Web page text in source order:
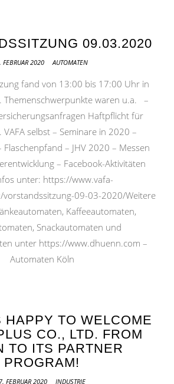
09.03.2020
FEBRUAR 2020 AUTOMATEN
fand von 13:00 bis 17:00 Uhr in
Themenschwerpunkte waren u.a. –
Haftpflicht für
selbst – Seminare in 2020 –
– JHV 2020 – Messen
– Facebook-Aktivitäten
unter: https://www.vafa-
09-03-2020/Weitere
Kaffeeautomaten,
Snackautomaten und
unter https://www.dhuenn.com –
Automaten Köln
TO WELCOME
CO., LTD. FROM
TO ITS PARTNER
PROGRAM!
7. FEBRUAR 2020 INDUSTRIE